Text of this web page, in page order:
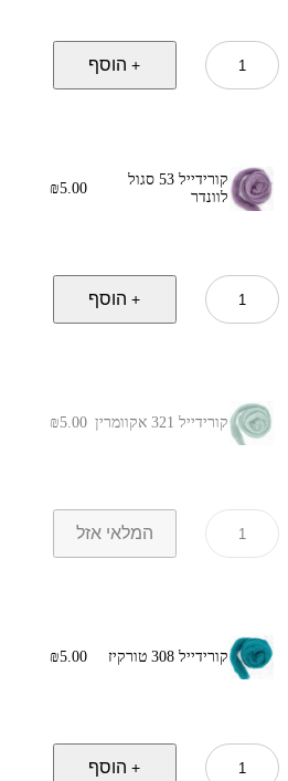
כמות
קורידייל
+הוסף
קורידייל 53 סגול
לוונדר
₪5.00
כמות
קורידייל
+הוסף
קורידייל 321 אקוומרין ₪5.00
כמות
קורידייל
המלאי אזל
קורידייל 308 טורקיז ₪5.00
כמות
+הוסף